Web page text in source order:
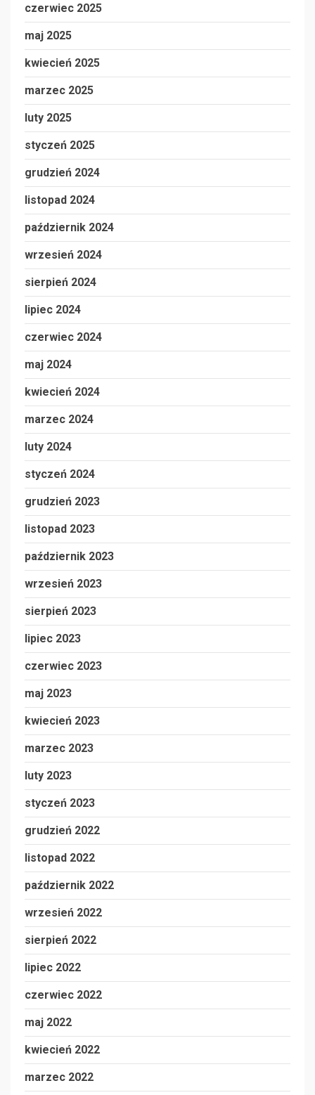
czerwiec 2025
maj 2025
kwiecień 2025
marzec 2025
luty 2025
styczeń 2025
grudzień 2024
listopad 2024
październik 2024
wrzesień 2024
sierpień 2024
lipiec 2024
czerwiec 2024
maj 2024
kwiecień 2024
marzec 2024
luty 2024
styczeń 2024
grudzień 2023
listopad 2023
październik 2023
wrzesień 2023
sierpień 2023
lipiec 2023
czerwiec 2023
maj 2023
kwiecień 2023
marzec 2023
luty 2023
styczeń 2023
grudzień 2022
listopad 2022
październik 2022
wrzesień 2022
sierpień 2022
lipiec 2022
czerwiec 2022
maj 2022
kwiecień 2022
marzec 2022